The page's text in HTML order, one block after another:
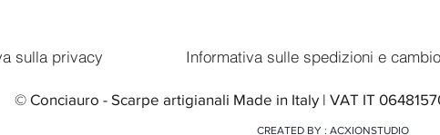
sulla privacy Informativa sulle spedizioni e
© Conciauro - Scarpe artigianali Made in Italy | VAT IT
CREATED BY : ACXIONSTUDIO